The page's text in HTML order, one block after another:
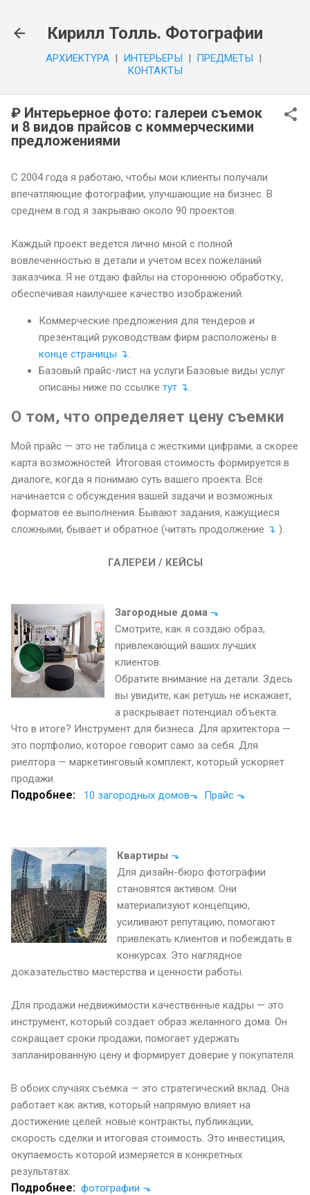
Кирилл Толль. Фотографии
APXИEKTYPA | ИHTEPЬEPЫ | ПPEДMETЫ |
КОНТАКТЫ
₽ Интерьерное фото: галереи съемок
и 8 видов прайсов с коммерческими
предложениями
С 2004 года я работаю, чтобы мои клиенты получали
впечатляющие фотографии, улучшающие на бизнес. В
среднем в год я закрываю около 90 проектов.
Каждый проект ведется лично мной с полной
вовлеченностью в детали и учетом всех пожеланий
заказчика. Я не отдаю файлы на стороннюю обработку,
обеспечивая наилучшее качество изображений.
Коммерческие предложения для тендеров и
презентаций руководствам фирм расположены в
конце страницы ↴.
Базовый прайс-лист на услуги Базовые виды услуг
описаны ниже по ссылке тут ↴.
О том, что определяет цену съемки
Мой прайс — это не таблица с жесткими цифрами, а скорее
карта возможностей. Итоговая стоимость формируется в
диалоге, когда я понимаю суть вашего проекта. Всё
начинается с обсуждения вашей задачи и возможных
форматов ее выполнения. Бывают задания, кажущиеся
сложными, бывает и обратное (читать продолжение ↴ ).
ГАЛЕРЕИ / КЕЙСЫ
Загородные дома ⬎
Смотрите, как я создаю образ,
привлекающий ваших лучших
клиентов.
Обратите внимание на детали. Здесь
вы увидите, как ретушь не искажает,
а раскрывает потенциал объекта.
Что в итоге? Инструмент для бизнеса. Для архитектора —
это портфолио, которое говорит само за себя. Для
риелтора — маркетинговый комплект, который ускоряет
продажи.
Подробнее: 10 загородных домов⬎ Прайс ⬎
Квартиры ⬎
Для дизайн-бюро фотографии
становятся активом. Они
материализуют концепцию,
усиливают репутацию, помогают
привлекать клиентов и побеждать в
конкурсах. Это наглядное
доказательство мастерства и ценности работы.
Для продажи недвижимости качественные кадры — это
инструмент, который создает образ желанного дома. Он
сокращает сроки продажи, помогает удержать
запланированную цену и формирует доверие у покупателя.
В обоих случаях съемка — это стратегический вклад. Она
работает как актив, который напрямую влияет на
достижение целей: новые контракты, публикации,
скорость сделки и итоговая стоимость. Это инвестиция,
окупаемость которой измеряется в конкретных
результатах.
Подробнее: фотографии ⬎